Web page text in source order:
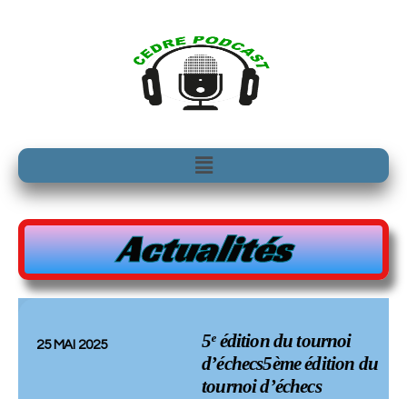
Menu
Actualités
25 MAI 2025
5ᵉ édition du tournoi
d’échecs5ème édition du
tournoi d’échecs